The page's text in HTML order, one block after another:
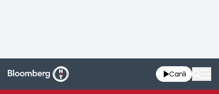
Canlı